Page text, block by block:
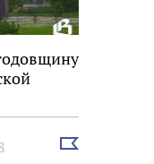
Выбрать